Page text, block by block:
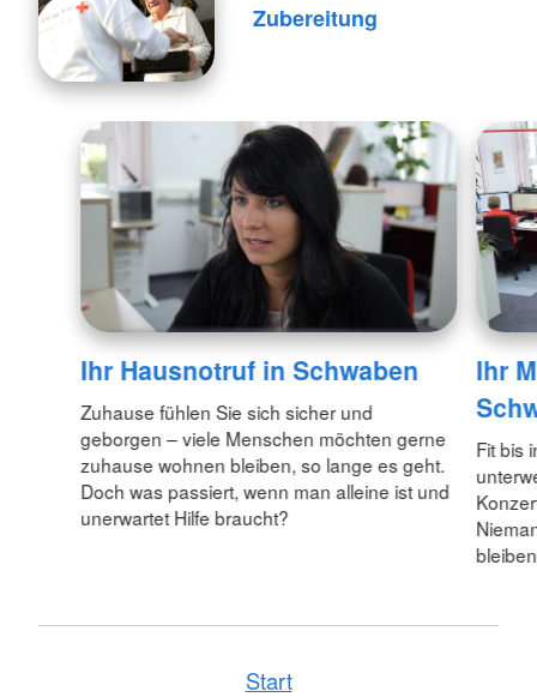
Zubereitung
Ihr Hausnotruf in Schwaben
Zuhause fühlen Sie sich sicher und
geborgen – viele Menschen möchten gerne
zuhause wohnen bleiben, so lange es geht.
Doch was passiert, wenn man alleine ist und
unerwartet Hilfe braucht?
Ihr
Fit bis
Start